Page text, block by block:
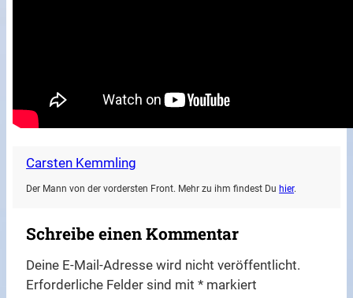
Carsten Kemmling
Der Mann von der vordersten Front. Mehr zu ihm findest Duhier.
Schreibe einen Kommentar
Deine E-Mail-Adresse wird nicht veröffentlicht.
Erforderliche Felder sind mit* markiert